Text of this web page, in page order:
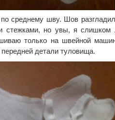
среднему шву. Шов
стежками, но увы, я слишком
только на швейной
передней детали туловища.